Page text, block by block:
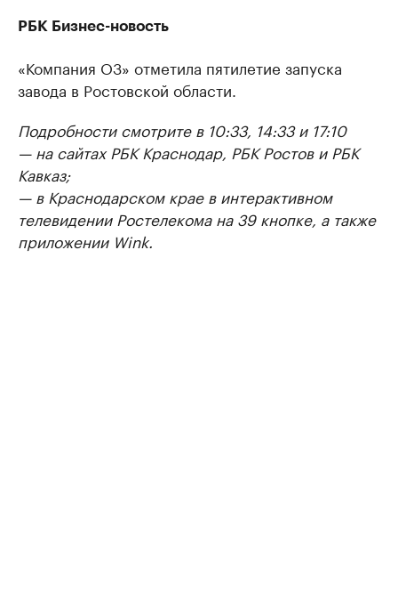
РБК Бизнес-новость
«Компания О3» отметила пятилетие запуска
завода в Ростовской области.
Подробности смотрите в 10:33, 14:33 и 17:10
— на сайтах РБК Краснодар, РБК Ростов и РБК
Кавказ;
— в Краснодарском крае в интерактивном
телевидении Ростелекома на 39 кнопке, а также
приложении Wink.